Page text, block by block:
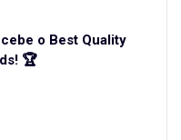
o Best Quality
🏆